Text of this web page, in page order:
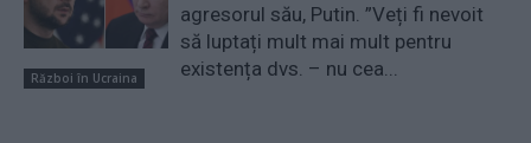
Război în Ucraina
agresorul său, Putin. ”Veți fi nevoit
să luptați mult mai mult pentru
existența dvs. – nu cea...